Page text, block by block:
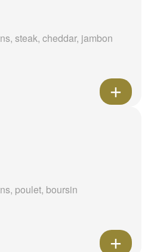
steak, cheddar, jambon
poulet, boursin